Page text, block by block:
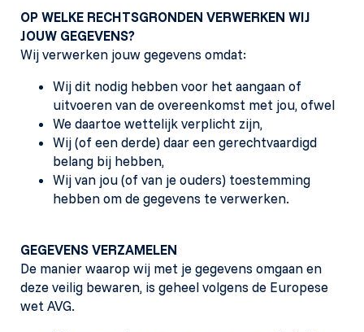
OP WELKE RECHTSGRONDEN VERWERKEN WIJ
JOUW GEGEVENS?
Wij verwerken jouw gegevens omdat:
Wij dit nodig hebben voor het aangaan of
uitvoeren van de overeenkomst met jou, ofwel
We daartoe wettelijk verplicht zijn,
Wij (of een derde) daar een gerechtvaardigd
belang bij hebben,
Wij van jou (of van je ouders) toestemming
hebben om de gegevens te verwerken.
GEGEVENS VERZAMELEN
De manier waarop wij met je gegevens omgaan en
deze veilig bewaren, is geheel volgens de Europese
wet AVG.